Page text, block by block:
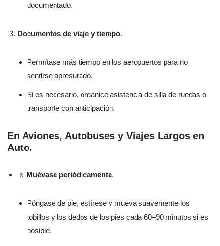
documentado.
Documentos de viaje y tiempo.
Permítase más tiempo en los aeropuertos para no
sentirse apresurado.
Si es necesario, organice asistencia de silla de ruedas o
transporte con anticipación.
En Aviones, Autobuses y Viajes Largos en
Auto.
🚶 Muévase periódicamente.
Póngase de pie, estírese y mueva suavemente los
tobillos y los dedos de los pies cada 60–90 minutos si es
posible.